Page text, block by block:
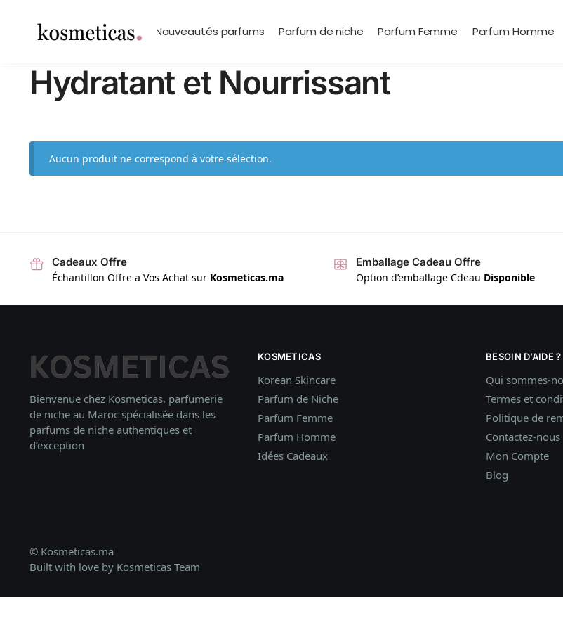
Marques Nouveautés parfums Parfum de niche Parfum Femme Parfum Homme
Search
Hydratant et Nourrissant
Aucun produit ne correspond à votre sélection.
Cadeaux Offre
Échantillon Offre a Vos Achat sur Kosmeticas.ma
Emballage Cadeau Offre
Option d’emballage Cdeau Disponible
Bienvenue chez Kosmeticas, parfumerie
de niche au Maroc spécialisée dans les
parfums de niche authentiques et
d’exception
KOSMETICAS
Korean Skincare
Parfum de Niche
Parfum Femme
Parfum Homme
Idées Cadeaux
BESOIN D’AIDE ?
Qui sommes-
Termes et
Politique de
Contactez-nous
Mon Compte
Blog
© Kosmeticas.ma
Built with love by Kosmeticas Team